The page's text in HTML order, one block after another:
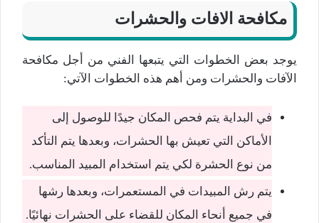
مكافحة الافات والحشرات
يوجد بعض الخطوات التي يتبعها الفني من أجل مكافحة
الآفات والحشرات ومن أهم هذه الخطوات الآتي:
في البداية يتم فحص المكان جيدًا للوصول إلى
الأماكن التي تعيش بها الحشرات، وبعدها يتم التأكد
من نوع الحشرة لكي يتم استخدام المبيد المناسب.
يتم رش المبيدات في المستعمرات، وبعدها رشها
في جميع أنحاء المكان للقضاء على الحشرات نهائيًا.